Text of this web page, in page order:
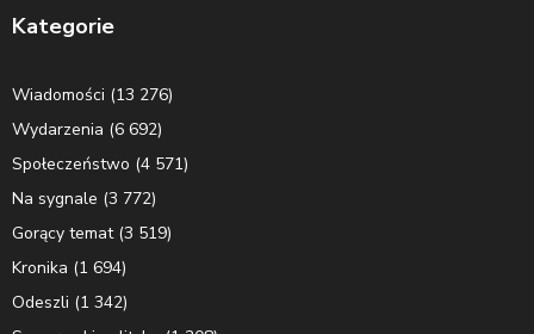
Kategorie
Wiadomości (13 276)
Wydarzenia (6 692)
Społeczeństwo (4 571)
Na sygnale (3 772)
Gorący temat(3 519)
Kronika (1 694)
Odeszli (1 342)